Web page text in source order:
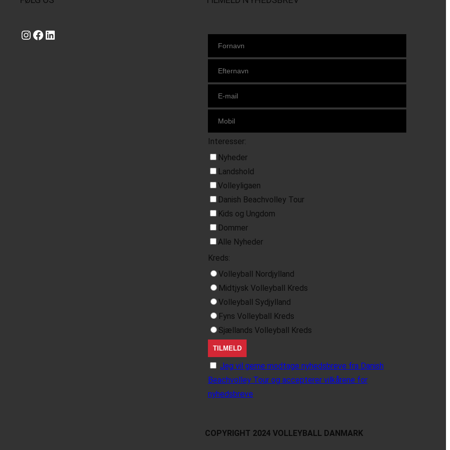
Instagram https://www.facebook.com/danishbeachvolleytour LinkedIn
Interesser:
Nyheder
Landshold
Volleyligaen
Danish Beachvolley Tour
Kids og Ungdom
Dommer
Alle Nyheder
Kreds:
Volleyball Nordjylland
Midtjysk Volleyball Kreds
Volleyball Sydjylland
Fyns Volleyball Kreds
Sjællands Volleyball Kreds
Jeg vil gerne modtage nyhedsbreve fra Danish
Beachvolley Tour og accepterer vilkårene for
nyhedsbreve
COPYRIGHT 2024 VOLLEYBALL DANMARK